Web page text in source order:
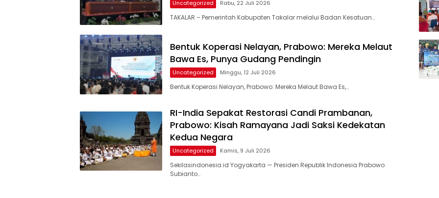
Uncategorized Rabu, 22 Juli 2026
TAKALAR – Pemerintah Kabupaten Takalar melalui Badan Kesatuan…
Bentuk Koperasi Nelayan, Prabowo: Mereka Melaut
Bawa Es, Punya Gudang Pendingin
Uncategorized Minggu, 12 Juli 2026
Bentuk Koperasi Nelayan, Prabowo: Mereka Melaut Bawa Es,…
RI-India Sepakat Restorasi Candi Prambanan,
Prabowo: Kisah Ramayana Jadi Saksi Kedekatan
Kedua Negara
Uncategorized Kamis, 9 Juli 2026
Sekilasindonesia.id Yogyakarta — Presiden Republik Indonesia Prabowo
Subianto…